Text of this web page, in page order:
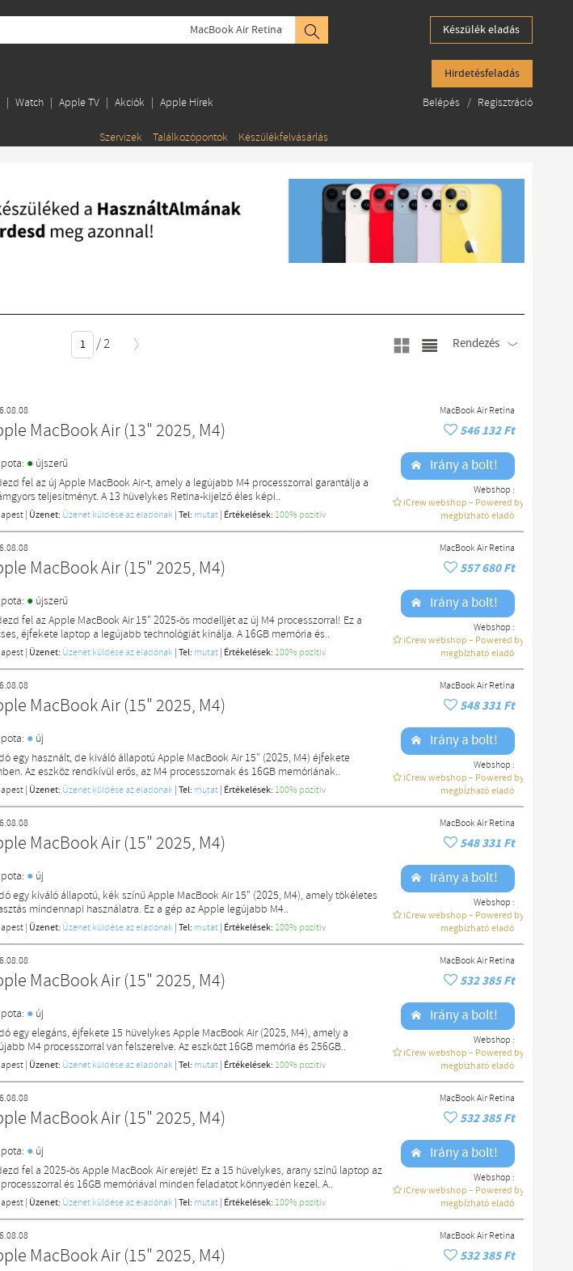
MacBook Air Retina Készülék eladás
Hirdetésfeladás
Watch Apple TV Akciók Apple Hírek
Szervizek Találkozópontok Készülékfelvásárlás
Belépés / Regisztráció
/2 Rendezés
MacBook Air (13" 2025, M4)
● újszerű
fel az új Apple MacBook Air-t, amely a legújabb M4 processzorral garantálja a
teljesítményt. A 13 hüvelykes Retina-kijelző éles képi..
| Üzenet: Üzenet küldése az eladónak |Tel: mutat | Értékelések: 100% pozítiv
MacBook Air Retina
546 132 Ft
Irány a bolt!
Webshop :
iCrew webshop – Powered by macdoki
megbízható eladó
MacBook Air (15" 2025, M4)
● újszerű
fel az Apple MacBook Air 15" 2025-ös modelljét az új M4 processzorral! Ez a
éjfekete laptop a legújabb technológiát kínálja. A 16GB memória és..
| Üzenet: Üzenet küldése az eladónak |Tel: mutat | Értékelések: 100% pozítiv
MacBook Air Retina
557 680 Ft
Irány a bolt!
Webshop :
iCrew webshop – Powered by macdoki
megbízható eladó
MacBook Air (15" 2025, M4)
● új
egy használt, de kiváló állapotú Apple MacBook Air 15" (2025, M4) éjfekete
Az eszköz rendkívül erős, az M4 processzornak és 16GB memóriának..
| Üzenet: Üzenet küldése az eladónak |Tel: mutat | Értékelések: 100% pozítiv
MacBook Air Retina
548 331 Ft
Irány a bolt!
Webshop :
iCrew webshop – Powered by macdoki
megbízható eladó
MacBook Air (15" 2025, M4)
● új
egy kiváló állapotú, kék színű Apple MacBook Air 15" (2025, M4), amely tökéletes
mindennapi használatra. Ez a gép az Apple legújabb M4..
| Üzenet: Üzenet küldése az eladónak |Tel: mutat | Értékelések: 100% pozítiv
MacBook Air Retina
548 331 Ft
Irány a bolt!
Webshop :
iCrew webshop – Powered by macdoki
megbízható eladó
MacBook Air (15" 2025, M4)
● új
egy elegáns, éjfekete 15 hüvelykes Apple MacBook Air (2025, M4), amely a
M4 processzorral van felszerelve. Az eszközt 16GB memória és 256GB..
| Üzenet: Üzenet küldése az eladónak |Tel: mutat | Értékelések: 100% pozítiv
MacBook Air Retina
532 385 Ft
Irány a bolt!
Webshop :
iCrew webshop – Powered by macdoki
megbízható eladó
MacBook Air (15" 2025, M4)
● új
fel a 2025-ös Apple MacBook Air erejét! Ez a 15 hüvelykes, arany színű laptop az
és 16GB memóriával minden feladatot könnyedén kezel. A..
| Üzenet: Üzenet küldése az eladónak |Tel: mutat | Értékelések: 100% pozítiv
MacBook Air Retina
532 385 Ft
Irány a bolt!
Webshop :
iCrew webshop – Powered by macdoki
megbízható eladó
MacBook Air (15" 2025, M4)
MacBook Air Retina
532 385 Ft